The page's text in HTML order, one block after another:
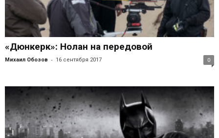
«Дюнкерк»: Нолан на передовой
Михаил Обозов - 16 сентября 2017 0